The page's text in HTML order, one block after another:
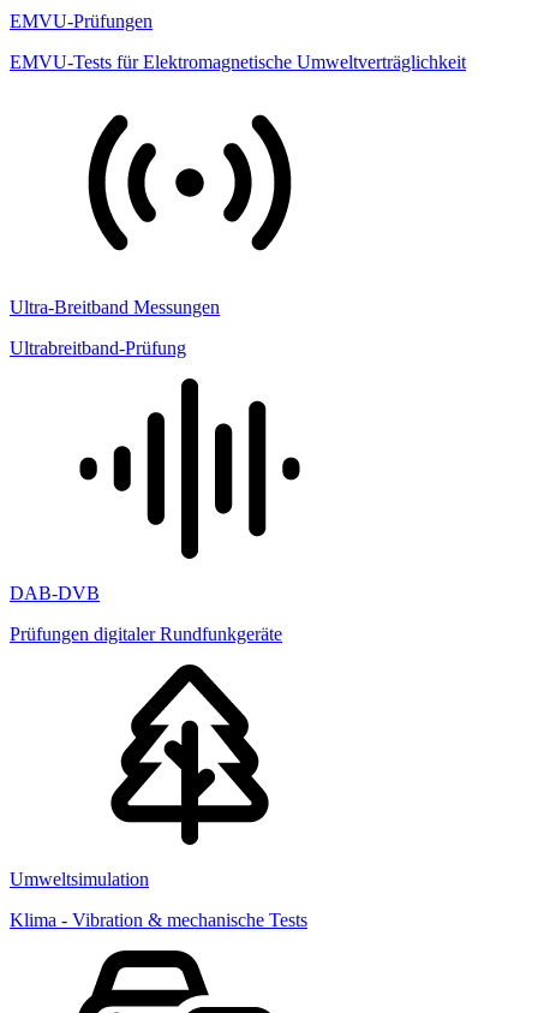
EMVU-Prüfungen
EMVU-Tests für Elektromagnetische Umweltverträglichkeit
Ultra-Breitband Messungen
Ultrabreitband-Prüfung
DAB-DVB
Prüfungen digitaler Rundfunkgeräte
Umweltsimulation
Klima - Vibration & mechanische Tests